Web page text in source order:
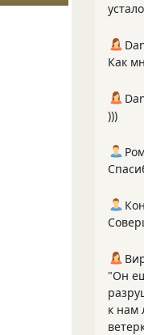
Как
)))
"Он
к нам